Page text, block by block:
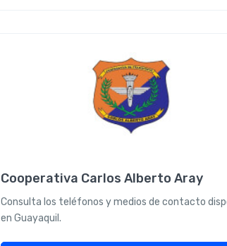
Cooperativa Carlos Alberto Aray
Consulta los teléfonos y medios de contacto
en Guayaquil.